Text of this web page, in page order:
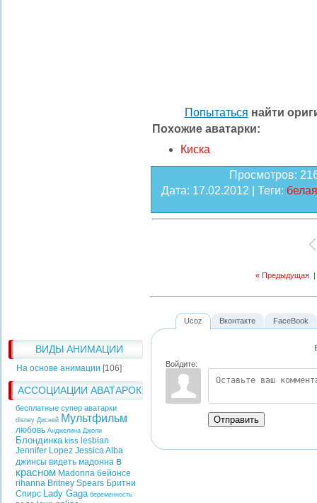
ВИДЫ АНИМАЦИИ
На основе анимации [106]
АССОЦИАЦИИ АВАТАРОК
бесплатные супер аватарки
disney Дисней Мультфильм
любовь Анджелина Джоли
Блондинка kiss lesbian
Jennifer Lopez Jessica Alba
джинсы видеть мадонна в
красном Madonna бейонсе
rihanna Britney Spears Бритни
Спирс Lady Gaga беременность
Попытаться найти
Похожие аватарки:
Киска
Просмотров:
Дата: 17.02.2012 | Теги:
« Предыдущая|
Ucoz
Войдите:
Отправить
Вконтакте FaceBook